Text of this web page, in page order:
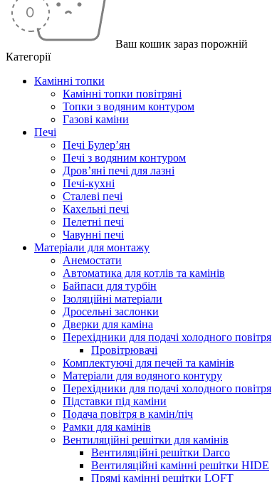
Ваш кошик зараз порожній
Категорії
Камінні топки
Камінні топки повітряні
Топки з водяним контуром
Газові каміни
Печі
Печі Булер’ян
Печі з водяним контуром
Дров’яні печі для лазні
Печі-кухні
Сталеві печі
Кахельні печі
Пелетні печі
Чавунні печі
Матеріали для монтажу
Анемостати
Автоматика для котлів та камінів
Байпаси для турбін
Ізоляційні матеріали
Дросельні заслонки
Дверки для каміна
Перехідники для подачі холодного повітря
Провітрювачі
Комплектуючі для печей та камінів
Матеріали для водяного контуру
Перехідники для подачі холодного повітря
Підставки під каміни
Подача повітря в камін/піч
Рамки для камінів
Вентиляційні решітки для камінів
Вентиляційні решітки Darco
Вентиляційні камінні решітки HIDE
Прямі камінні решітки LOFT